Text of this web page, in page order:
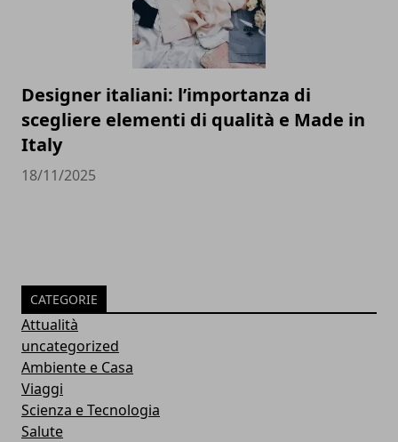
Designer italiani: l’importanza di
scegliere elementi di qualità e Made in
Italy
18/11/2025
CATEGORIE
Attualità
uncategorized
Ambiente e Casa
Viaggi
Scienza e Tecnologia
Salute